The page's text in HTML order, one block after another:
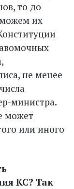
то до
их
не менее
министра.
может
или иного
КС? Так